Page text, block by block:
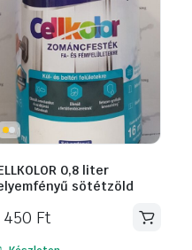
0,8 liter
sötétzöld
450 Ft